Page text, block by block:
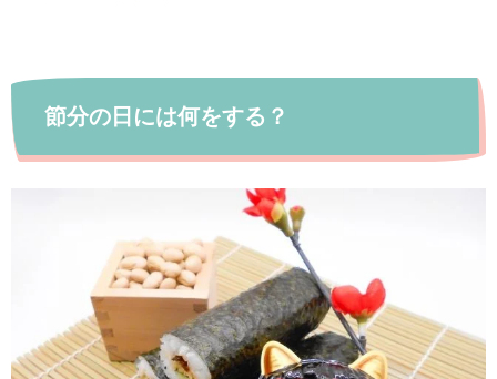
節分の日には何をする？